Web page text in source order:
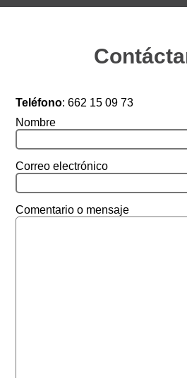
Teléfono:662 15 09 73
Nombre
Correo electrónico
Comentario o mensaje